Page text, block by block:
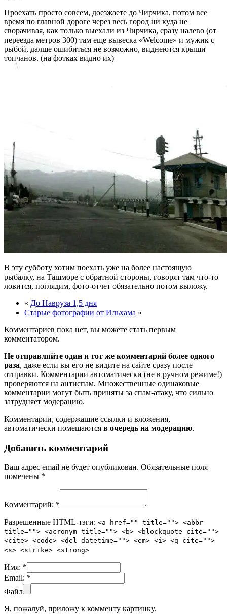
Проехать просто совсем, доезжаете до Чирчика, потом все
время по главной дороге через весь город ни куда не
сворачивая, как только выехали из Чирчика, сразу налево (от
переезда метров 300) там еще вывеска «Welcome» и мужик с
рыбой, далше ошибиться не возможно, виднеются крыши
топчанов. (на фотках видно их)
В эту субботу хотим поехать уже на более настоящую
рыбалку, на Ташморе с обратной стороны, говорят там что-то
ловится, поглядим, фото-отчет обязательно потом выложу.
« До Навруза 1,5 дня
Старые фотографии от Ильхама »
Комментариев пока нет, вы можете стать первым
комментатором.
Не отправляйте один и тот же комментарий более одного
раза, даже если вы его не видите на сайте сразу после
отправки. Комментарии автоматически (не в ручном режиме!)
проверяются на антиспам. Множественные одинаковые
комментарии могут быть приняты за спам-атаку, что сильно
затрудняет модерацию.
Комментарии, содержащие ссылки и вложения,
автоматически помещаются в очередь на модерацию.
Добавить комментарий
Ваш адрес email не будет опубликован. Обязательные поля
помечены *
Комментарий: *
Разрешенные HTML-тэги: <a href="" title=""> <abbr
title=""> <acronym title=""> <b> <blockquote cite="">
<cite> <code> <del datetime=""> <em> <i> <q cite="">
<s> <strike> <strong>
Имя: *
Email: *
Файл
Я, пожалуй, приложу к комменту картинку.